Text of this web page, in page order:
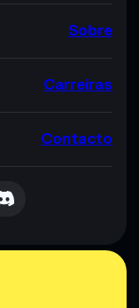
Sobre
Carreiras
Contacto